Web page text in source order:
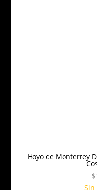
Hoyo de Monterrey
$
Sin